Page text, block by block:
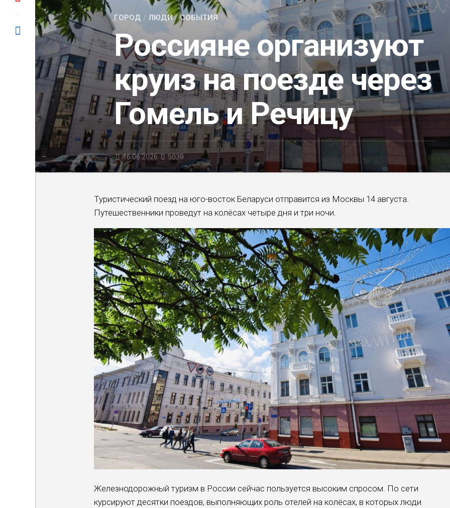
ГОРОД / ЛЮДИ/СОБЫТИЯ
Россияне организуют
круиз на поезде через
Гомель и Речицу
16.06.2026 5039
Туристический поезд на юго-восток Беларуси отправится из Москвы 14 августа.
Путешественники проведут на колёсах четыре дня и три ночи.
Железнодорожный туризм в России сейчас пользуется высоким спросом. По сети
курсируют десятки поездов, выполняющих роль отелей на колёсах, в которых люди